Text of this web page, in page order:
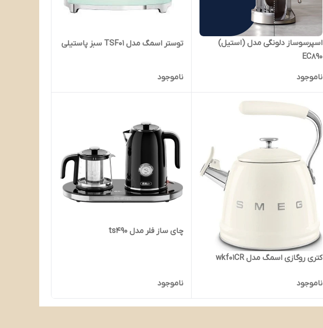
اسپرسوساز دلونگی مدل (استیل)
EC890
ناموجود
توستر اسمگ مدل TSF01 سبز پاستیلی
ناموجود
کتری روگازی اسمگ مدل wkf01CR
ناموجود
چای ساز فلر مدل ts490
ناموجود